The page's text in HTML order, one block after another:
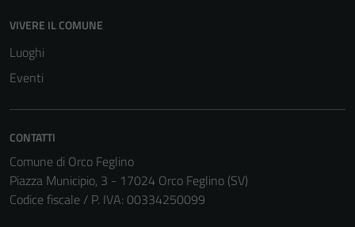
VIVERE IL COMUNE
Luoghi
Eventi
CONTATTI
Comune di Orco Feglino
Piazza Municipio, 3 - 17024 Orco Feglino (SV)
Codice fiscale / P. IVA: 00334250099